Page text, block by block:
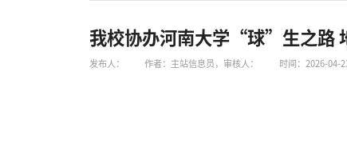
我校协办河南大学“球”生之路
发布人： 作者：主站信息员，审核人： 时间：2026-04-